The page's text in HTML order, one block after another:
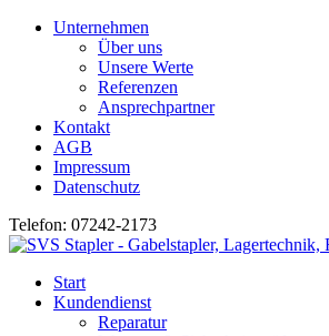
Unternehmen
Über uns
Unsere Werte
Referenzen
Ansprechpartner
Kontakt
AGB
Impressum
Datenschutz
Telefon: 07242-2173
Start
Kundendienst
Reparatur